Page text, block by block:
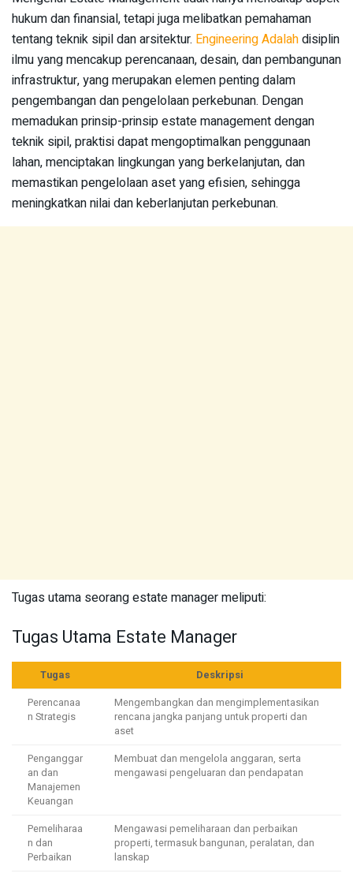
hukum dan finansial, tetapi juga melibatkan pemahaman
tentang teknik sipil dan arsitektur. Engineering Adalahdisiplin
ilmu yang mencakup perencanaan, desain, dan pembangunan
infrastruktur, yang merupakan elemen penting dalam
pengembangan dan pengelolaan perkebunan. Dengan
memadukan prinsip-prinsip estate management dengan
teknik sipil, praktisi dapat mengoptimalkan penggunaan
lahan, menciptakan lingkungan yang berkelanjutan, dan
memastikan pengelolaan aset yang efisien, sehingga
meningkatkan nilai dan keberlanjutan perkebunan.
Tugas utama seorang estate manager meliputi:
Tugas Utama Estate Manager
Tugas
Deskripsi
Perencanaa
n Strategis
Mengembangkan dan mengimplementasikan
rencana jangka panjang untuk properti dan
aset
Penganggar
an dan
Manajemen
Keuangan
Membuat dan mengelola anggaran, serta
mengawasi pengeluaran dan pendapatan
Pemeliharaa
n dan
Perbaikan
Mengawasi pemeliharaan dan perbaikan
properti, termasuk bangunan, peralatan, dan
lanskap